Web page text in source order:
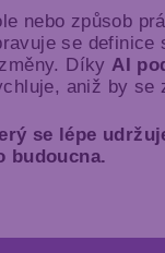
nebo způsob
se definice
DíkyAI
aniž by se
se lépe
budoucna.